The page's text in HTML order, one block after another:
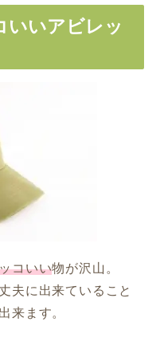
いいアビレッ
コいい物が沢山。
夫に出来ていること
来ます。